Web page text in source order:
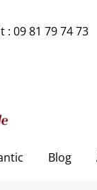
: 09 81 79 74 73
Blog